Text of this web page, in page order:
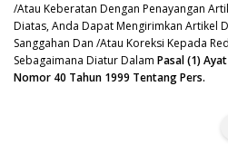
/Atau Keberatan Dengan Penayangan
Diatas, Anda Dapat Mengirimkan Artikel
Sanggahan Dan /Atau Koreksi Kepada
Sebagaimana Diatur Dalam Pasal (1)
Nomor 40 Tahun 1999 Tentang Pers.